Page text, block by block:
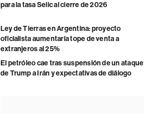
para la tasa Selic al cierre de 2026
Ley de Tierras en Argentina: proyecto
oficialista aumentaría tope de venta a
extranjeros al 25%
El petróleo cae tras suspensión de un ataque
de Trump a Irán y expectativas de diálogo